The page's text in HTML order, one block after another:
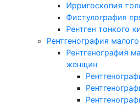
Ирригоскопия
Фистулография
Рентген тонкого
Рентгенография
Рентгенография
женщин